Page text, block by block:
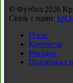
© Футбол 2026
Связь с нами:
О нас
Контакты
Реклама
Поддержка